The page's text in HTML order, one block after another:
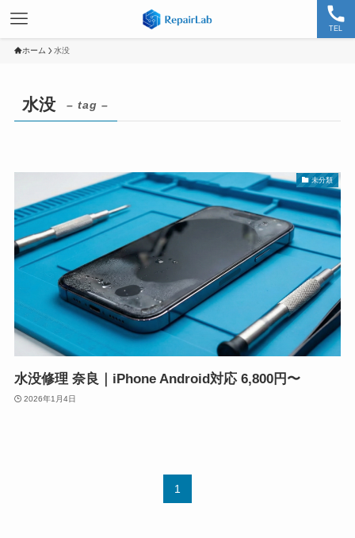
TEL
ホーム 水没
水没 – tag –
未分類
水没修理 奈良｜iPhone Android対応 6,800円〜
2026年1月4日
1